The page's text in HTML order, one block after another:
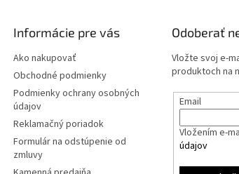
Informácie pre vás
Ako nakupovať
Obchodné podmienky
Podmienky ochrany osobných
údajov
Reklamačný poriadok
Formulár na odstúpenie od
zmluvy
Odoberať
Vložte svoj e-
produktoch na
Email
Vložením e-
údajov